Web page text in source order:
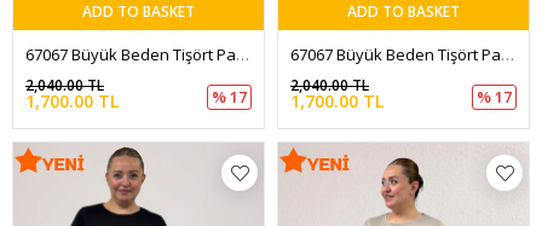
ADD TO BASKET
67067 Büyük Beden Tişört Pantolonlu Modal Takım - Bordo
1,700.00 TL
2,040.00 TL
% 17
ADD TO BASKET
67067 Büyük Beden Tişört Pantolonlu Modal Takım - İndigo
1,700.00 TL
2,040.00 TL
% 17